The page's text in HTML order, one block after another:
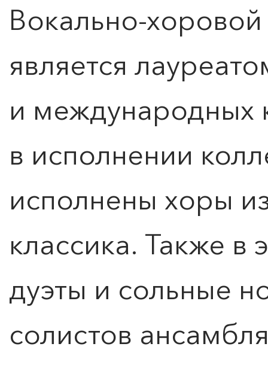
ПОИСК ПО МЕРОПРИЯТИЯМ
Вокально-
является
и международных
в исполнении
исполнены хоры
классика. Также в
дуэты и сольные
солистов